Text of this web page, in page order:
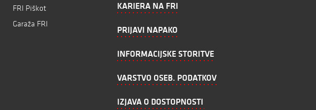
FRI Piškot
Garaža FRI
KARIERA NA FRI
PRIJAVI NAPAKO
INFORMACIJSKE STORITVE
VARSTVO OSEB. PODATKOV
IZJAVA O DOSTOPNOSTI